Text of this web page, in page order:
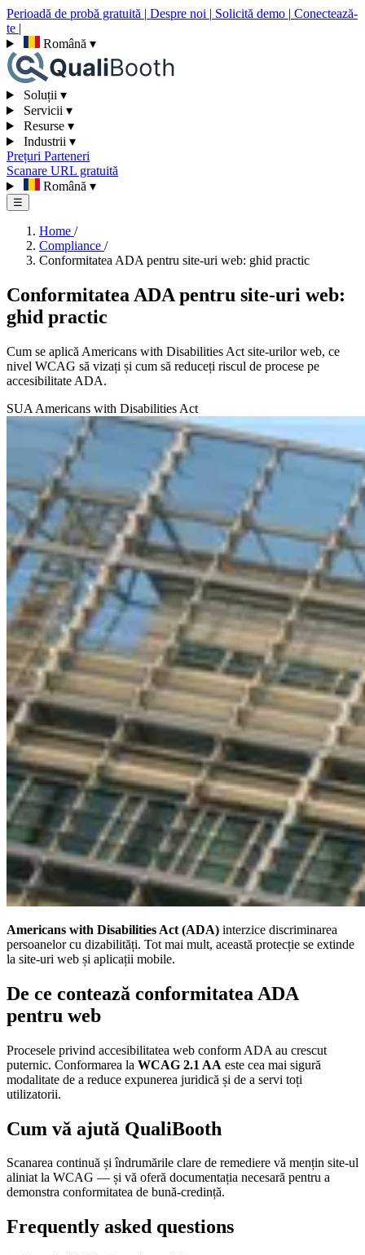
Perioadă de probă gratuită | Despre noi | Solicită demo | Conectează-
te |
Română ▾
Soluții ▾
Servicii ▾
Resurse ▾
Industrii ▾
Prețuri Parteneri
Scanare URL gratuită
Română ▾
☰
Home /
Compliance /
Conformitatea ADA pentru site-uri web: ghid practic
Conformitatea ADA pentru site-uri web:
ghid practic
Cum se aplică Americans with Disabilities Act site-urilor web, ce
nivel WCAG să vizați și cum să reduceți riscul de procese pe
accesibilitate ADA.
SUA Americans with Disabilities Act
Americans with Disabilities Act (ADA) interzice discriminarea
persoanelor cu dizabilități. Tot mai mult, această protecție se extinde
la site-uri web și aplicații mobile.
De ce contează conformitatea ADA
pentru web
Procesele privind accesibilitatea web conform ADA au crescut
puternic. Conformarea la WCAG 2.1 AA este cea mai sigură
modalitate de a reduce expunerea juridică și de a servi toți
utilizatorii.
Cum vă ajută QualiBooth
Scanarea continuă și îndrumările clare de remediere vă mențin site-ul
aliniat la WCAG — și vă oferă documentația necesară pentru a
demonstra conformitatea de bună-credință.
Frequently asked questions